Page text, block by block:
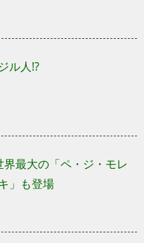
ル人!?
界最大の「ペ・ジ・モレ
」も登場